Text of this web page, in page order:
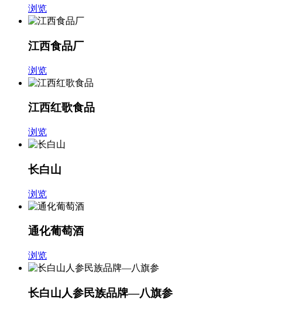
浏览
江西食品厂
浏览
江西红歌食品
浏览
长白山
浏览
通化葡萄酒
浏览
长白山人参民族品牌—八旗参